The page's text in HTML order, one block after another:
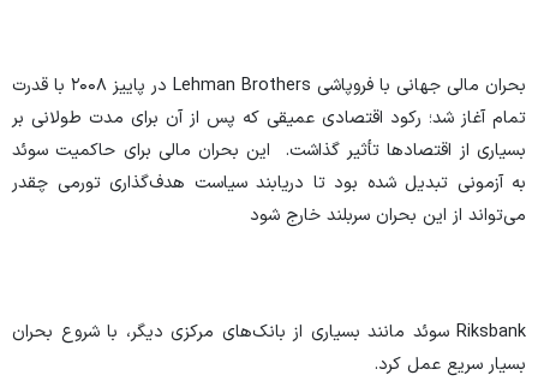
بحران مالی جهانی با فروپاشی Lehman Brothers در پاییز ۲۰۰۸ با قدرت
تمام آغاز شد؛ رکود اقتصادی عمیقی که پس از آن برای مدت طولانی بر
بسیاری از اقتصاد‌ها تأثیر گذاشت. این بحران مالی برای حاکمیت سوئد
به آزمونی تبدیل شده بود تا دریابند سیاست هدف‌گذاری تورمی چقدر
می‌تواند از این بحران سربلند خارج شود
Riksbank سوئد مانند بسیاری از بانک‌های مرکزی دیگر، با شروع بحران
بسیار سریع عمل کرد.